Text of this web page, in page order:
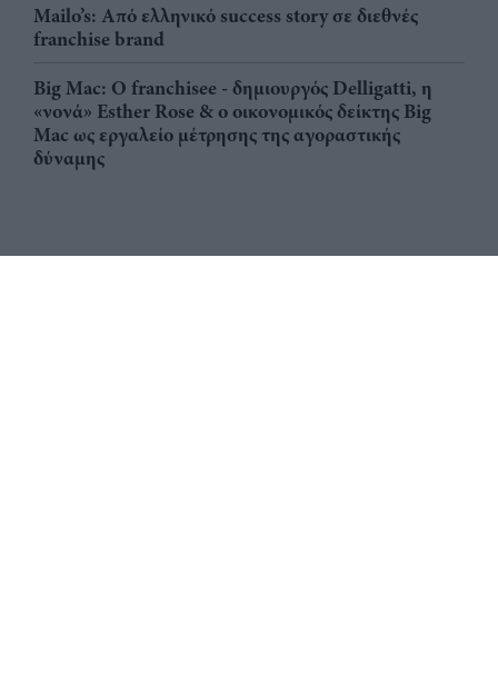
Mailo’s: Από ελληνικό success story σε διεθνές
franchise brand
Big Mac: Ο franchisee - δημιουργός Delligatti, η
«νονά» Esther Rose & ο οικονομικός δείκτης Big
Mac ως εργαλείο μέτρησης της αγοραστικής
δύναμης